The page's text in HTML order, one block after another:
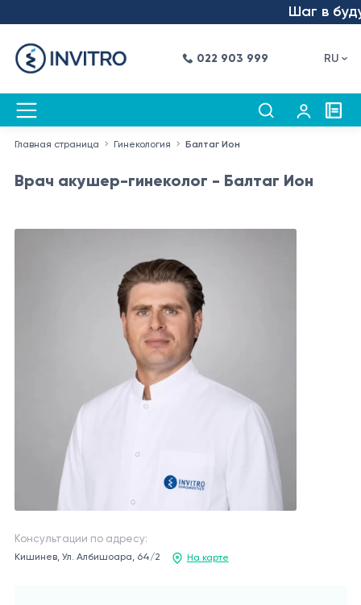
Шаг в
022 903 999 RU
Главная страница Гинекология Балтаг Ион
Врач акушер-гинеколог - Балтаг Ион
Консультации по адресу:
Кишинев, Ул. Албишоара, 64/2 На карте